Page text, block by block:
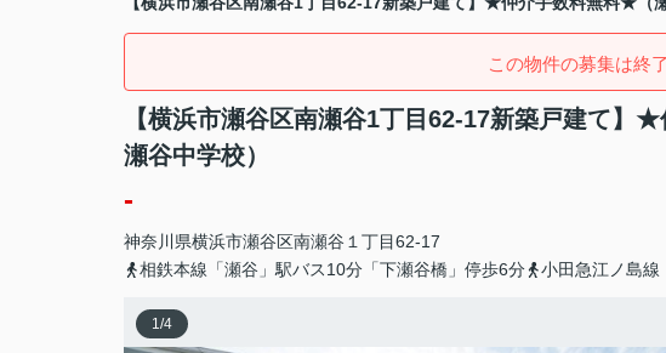
この物件の募集は終
【横浜市瀬谷区南瀬谷1丁目62-17新築戸建て
瀬谷中学校）
-
神奈川県横浜市瀬谷区南瀬谷 １丁目62-17
相鉄本線「瀬谷」駅バス10分「下瀬谷橋」停歩6分
小田急江ノ島線
1/4